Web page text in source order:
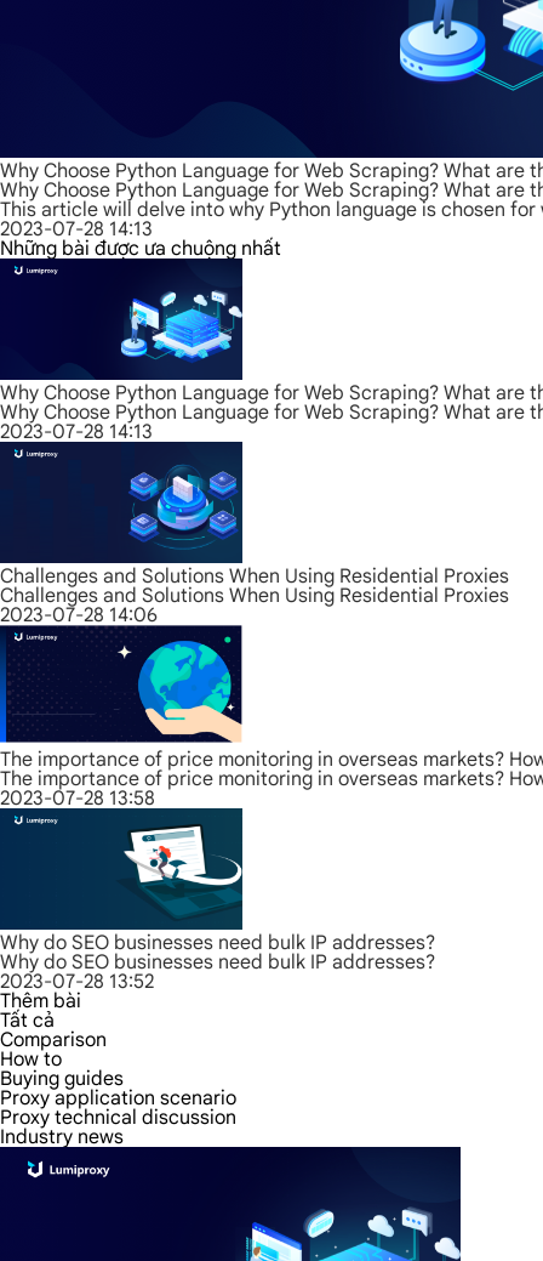
Why Choose Python Language for Web Scraping? What are
Why Choose Python Language for Web Scraping? What are
This article will delve into why Python language is chosen
2023-07-28 14:13
Những bài được ưa chuộng nhất
Why Choose Python Language for Web Scraping? What are
Why Choose Python Language for Web Scraping? What are
2023-07-28 14:13
Challenges and Solutions When Using Residential Proxies
Challenges and Solutions When Using Residential Proxies
2023-07-28 14:06
The importance of price monitoring in overseas markets?
The importance of price monitoring in overseas markets?
2023-07-28 13:58
Why do SEO businesses need bulk IP addresses?
Why do SEO businesses need bulk IP addresses?
2023-07-28 13:52
Thêm bài
Tất cả
Comparison
How to
Buying guides
Proxy application scenario
Proxy technical discussion
Industry news